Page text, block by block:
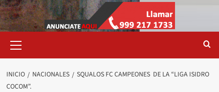
primario
INICIO NACIONALES
SQUALOS FC CAMPEONES DE LA “LIGA ISIDRO
COCOM”.